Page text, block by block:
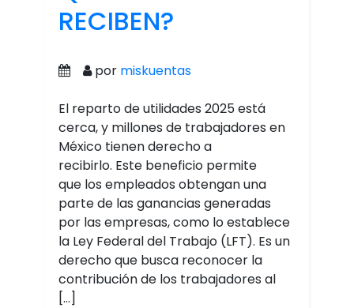
RECIBEN?
por miskuentas
El reparto de utilidades 2025 está
cerca, y millones de trabajadores en
México tienen derecho a
recibirlo. Este beneficio permite
que los empleados obtengan una
parte de las ganancias generadas
por las empresas, como lo establece
la Ley Federal del Trabajo (LFT). Es un
derecho que busca reconocer la
contribución de los trabajadores al
[…]